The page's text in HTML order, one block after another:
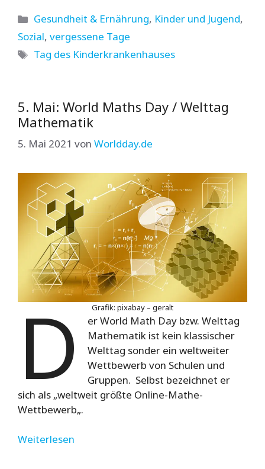
Kategorien
Gesundheit & Ernährung, Kinder und Jugend,
Sozial, vergessene Tage
Schlagwörter
Tag des Kinderkrankenhauses
5. Mai: World Maths Day / Welttag
Mathematik
5. Mai 2021 von Worldday.de
Grafik: pixabay – geralt
D
er World Math Day bzw. Welttag
Mathematik ist kein klassischer
Welttag sonder ein weltweiter
Wettbewerb von Schulen und
Gruppen. Selbst bezeichnet er
sich als „weltweit größte Online-Mathe-
Wettbewerb„.
Weiterlesen